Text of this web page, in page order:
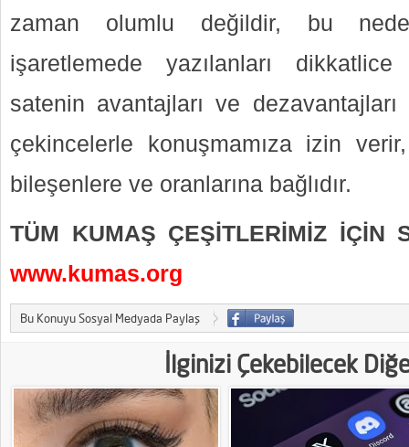
zaman olumlu değildir, bu
işaretlemede yazılanları dikkatlice
satenin avantajları ve dezavantajları
çekincelerle konuşmamıza izin
bileşenlere ve oranlarına bağlıdır.
TÜM KUMAŞ ÇEŞİTLERİMİZ İÇİN
www.kumas.org
Bu Konuyu Sosyal Medyada Paylaş
İlginizi Çekebilecek